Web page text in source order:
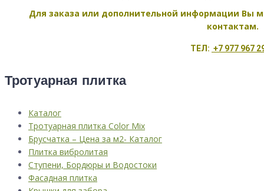
Для заказа или дополнительной информации Вы
контактам.
ТЕЛ: +7 977 967
Тротуарная плитка
Каталог
Тротуарная плитка Color Mix
Брусчатка – Цена за м2- Каталог
Плитка вибролитая
Ступени, Бордюры и Водостоки
Фасадная плитка